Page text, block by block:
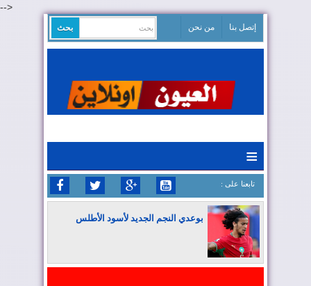
-->
إتصل بنا من نحن
≡
: تابعنا على
بوعدي النجم الجديد لأسود الأطلس